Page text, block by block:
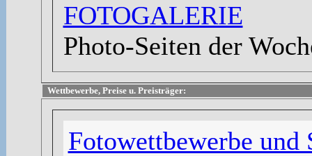
FOTOGALERIE
Photo-Seiten der
Wettbewerbe, Preise u. Preisträger:
Fotowettbewerbe und